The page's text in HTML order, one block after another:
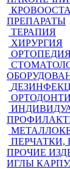
ПРЕПАРАТЫ
ТЕРАПИЯ
ХИРУРГИЯ
ПЕРЧАТКИ,
ПРОЧИЕ
ИГЛЫ